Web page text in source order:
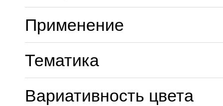
Применение
Тематика
Вариативность цвета